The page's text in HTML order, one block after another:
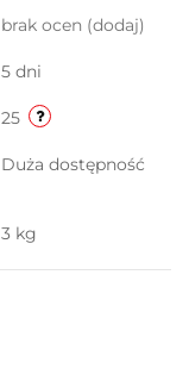
brak ocen (dodaj)
5 dni
25
Duża dostępność
3 kg